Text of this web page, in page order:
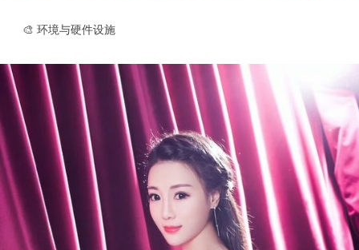
🎨 环境与硬件设施